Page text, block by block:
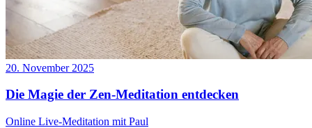
20. November 2025
Die Magie der Zen-Meditation entdecken
Online Live-Meditation mit Paul